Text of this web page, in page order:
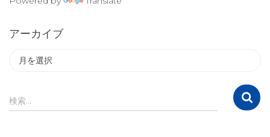
アーカイブ
イ
ブ
検
索
検索…